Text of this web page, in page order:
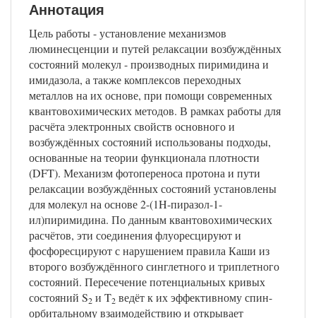
Аннотация
Цель работы - установление механизмов
люминесценции и путей релаксации возбуждённых
состояний молекул - производных пиримидина и
имидазола, а также комплексов переходных
металлов на их основе, при помощи современных
квантовохимических методов. В рамках работы для
расчёта электронных свойств основного и
возбуждённых состояний использованы подходы,
основанные на теории функционала плотности
(DFT). Механизм фотопереноса протона и пути
релаксации возбуждённых состояний установлены
для молекул на основе 2-(1H-пиразол-1-
ил)пиримидина. По данным квантовохимических
расчётов, эти соединения флуоресцируют и
фосфоресцируют с нарушением правила Каши из
второго возбуждённого синглетного и триплетного
состояний. Пересечение потенциальных кривых
состояний S2 и T2 ведёт к их эффективному спин-
орбитальному взаимодействию и открывает